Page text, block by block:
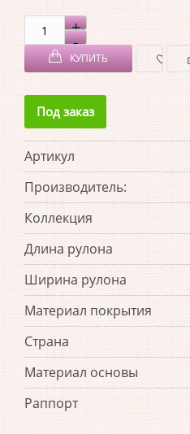
КУПИТЬ
Под заказ
Артикул
Производитель:
Коллекция
Длина рулона
Ширина рулона
Материал покрытия
Страна
Материал основы
Раппорт